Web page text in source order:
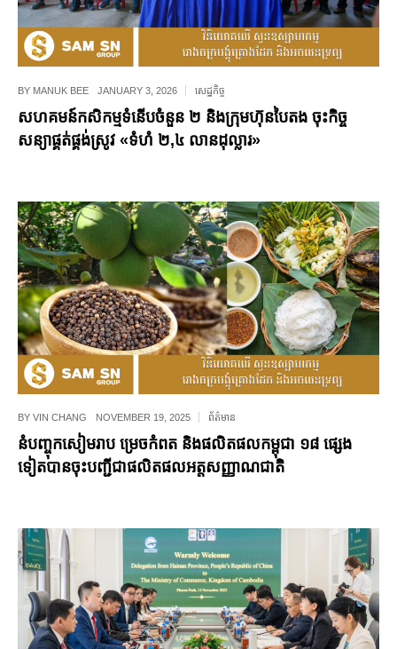
BY MANUK BEE JANUARY 3, 2026 សេដ្ឋកិច្ច
សហគមន៍កសិកម្មទំនើបចំនួន ២ និងក្រុមហ៊ុនបៃតង ចុះកិច្ច
សន្យាផ្គត់ផ្គង់ស្រូវ «ទំហំ ២,៤ លានដុល្លារ»
BY VIN CHANG NOVEMBER 19, 2025 ព័ត៌មាន
នំ​បញ្ចុក​សៀមរាប ម្រេច​កំពត និងផលិតផលកម្ពុជា ១៨ ផ្សេង
ទៀតបានចុះបញ្ជីជាផលិតផលអត្តសញ្ញាណជាតិ